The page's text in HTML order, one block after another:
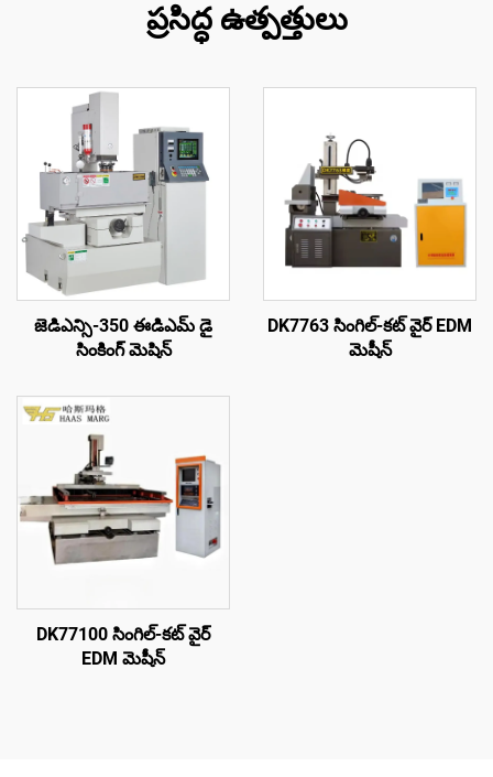
ప్రసిద్ధ ఉత్పత్తులు
జెడిఎన్సి-350 ఈడిఎమ్ డై
సింకింగ్ మెషిన్
DK7763 సింగిల్-కట్ వైర్ EDM
మెషీన్
DK77100 సింగిల్-కట్ వైర్
EDM మెషీన్